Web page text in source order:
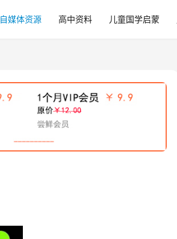
自媒体资源 高中资料 儿童国学启蒙